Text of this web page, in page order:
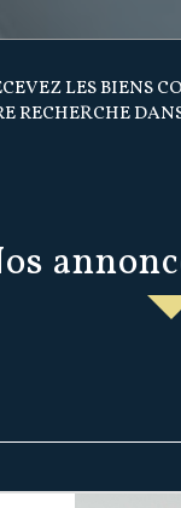
LES BIENS
RECHERCHE
Nos